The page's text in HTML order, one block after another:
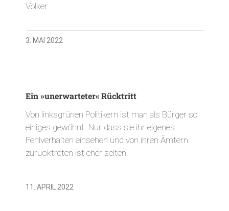
Volker
3. MAI 2022
Ein »unerwarteter« Rücktritt
Von linksgrünen Politikern ist man als Bürger so
einiges gewöhnt. Nur dass sie ihr eigenes
Fehlverhalten einsehen und von ihren Ämtern
zurücktreten ist eher selten.
11. APRIL 2022